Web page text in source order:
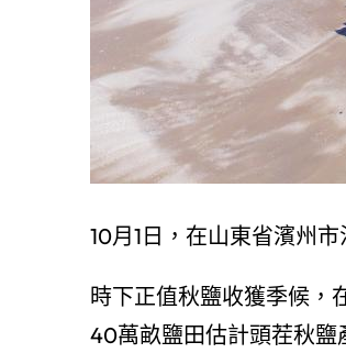
10月1日，在山東省濱州
時下正值秋鹽收獲季候，
40萬畝鹽田估計頭茬秋鹽